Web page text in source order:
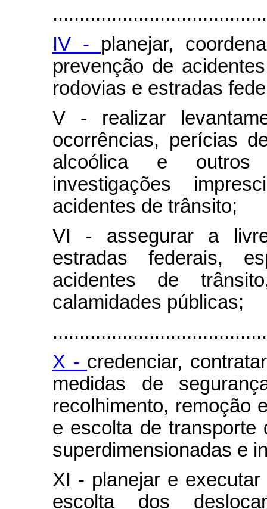
IV - planejar,
prevenção de
rodovias e estradas
V - realizar
ocorrências, perícias
alcoólica e outros
investigações
acidentes de trânsito;
VI - assegurar a
estradas federais,
acidentes de
calamidades públicas;
X - credenciar,
medidas de
recolhimento, remoção
e escolta de transporte
superdimensionadas e
XI - planejar e
escolta dos